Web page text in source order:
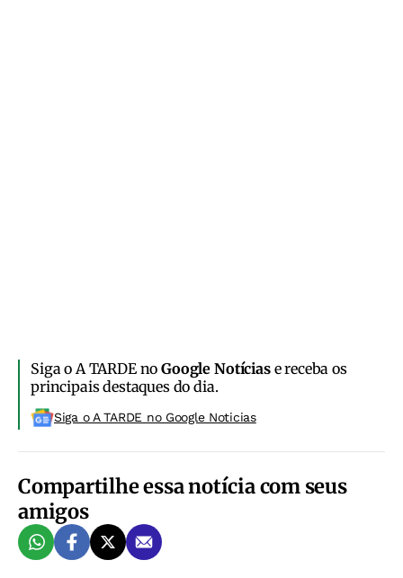
Siga o A TARDE noGoogle Notíciase receba os
principais destaques do dia.
Siga o A TARDE no Google Noticias
Compartilhe essa notícia com seus
amigos